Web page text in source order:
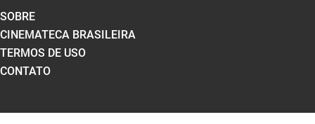
SOBRE
CINEMATECA BRASILEIRA
TERMOS DE USO
CONTATO